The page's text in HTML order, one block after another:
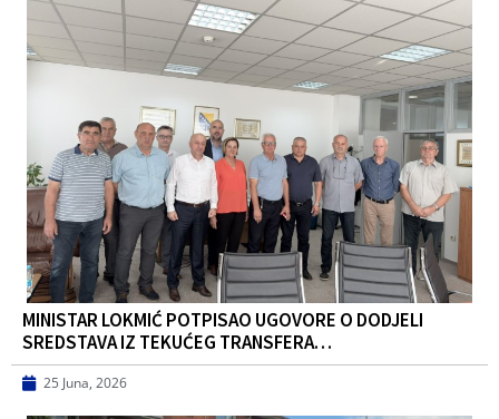
MINISTAR LOKMIĆ POTPISAO UGOVORE O DODJELI
SREDSTAVA IZ TEKUĆEG TRANSFERA…
25 Juna, 2026